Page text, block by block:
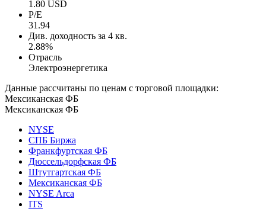
1.80 USD
P/E
31.94
Див. доходность за 4 кв.
2.88%
Отрасль
Электроэнергетика
Данные рассчитаны по ценам с торговой площадки:
Мексиканская ФБ
Мексиканская ФБ
NYSE
СПБ Биржа
Франкфуртская ФБ
Дюссельдорфская ФБ
Штутгартская ФБ
Мексиканская ФБ
NYSE Arca
ITS